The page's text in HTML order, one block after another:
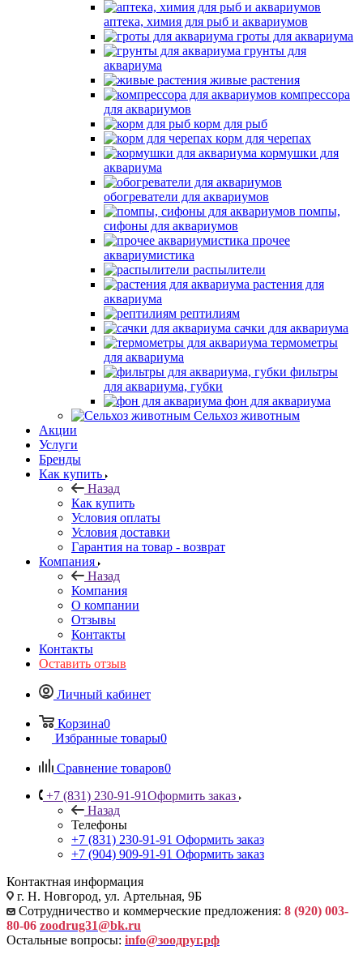
аптека, химия для рыб и аквариумов
гроты для аквариума
грунты для
аквариума
живые растения
компрессора
для аквариумов
корм для рыб
корм для черепах
кормушки для
аквариума
обогреватели для аквариумов
помпы,
сифоны для аквариумов
прочее
аквариумистика
распылители
растения для
аквариума
рептилиям
сачки для аквариума
термометры
для аквариума
фильтры
для аквариума, губки
фон для аквариума
Сельхоз животным
Акции
Услуги
Бренды
Как купить
Назад
Как купить
Условия оплаты
Условия доставки
Гарантия на товар - возврат
Компания
Назад
Компания
О компании
Отзывы
Контакты
Контакты
Оставить отзыв
Личный кабинет
Корзина0
Избранные товары0
Сравнение товаров0
+7 (831) 230-91-91Оформить заказ
Назад
Телефоны
+7 (831) 230-91-91 Оформить заказ
+7 (904) 909-91-91 Оформить заказ
Контактная информация
г. Н. Новгород, ул. Артельная, 9Б
Сотрудничество и коммерческие предложения: 8 (920) 003-
80-06 zoodrug31@bk.ru
Остальные вопросы: info@зоодруг.рф